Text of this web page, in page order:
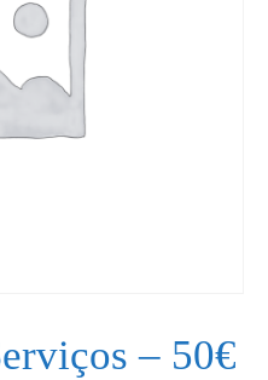
– 50€